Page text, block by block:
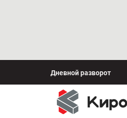
Дневной разворот